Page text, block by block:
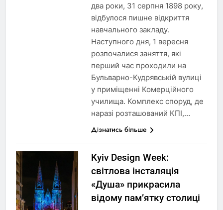
два роки, 31 серпня 1898 року,
відбулося пишне відкриття
навчального закладу.
Наступного дня, 1 вересня
розпочалися заняття, які
перший час проходили на
Бульварно-Кудрявській вулиці
у приміщенні Комерційного
училища. Комплекс споруд, де
наразі розташований КПІ,…
Дізнатись більше
Kyiv Design Week:
світлова інсталяція
«Душа» прикрасила
відому пам’ятку столиці